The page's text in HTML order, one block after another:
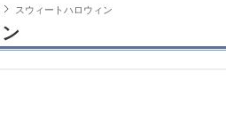
スウィートハロウィン